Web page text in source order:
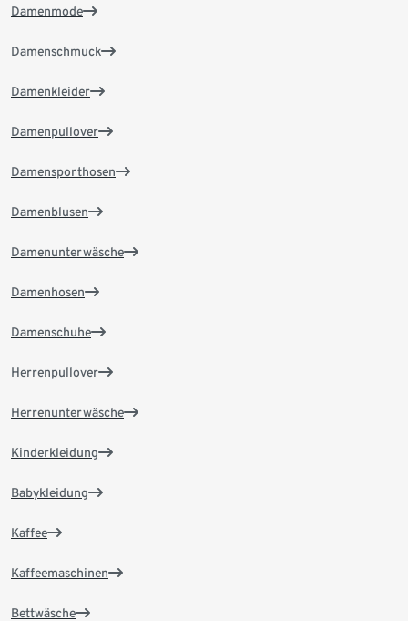
Damenmode
Damenschmuck
Damenkleider
Damenpullover
Damensporthosen
Damenblusen
Damenunterwäsche
Damenhosen
Damenschuhe
Herrenpullover
Herrenunterwäsche
Kinderkleidung
Babykleidung
Kaffee
Kaffeemaschinen
Bettwäsche